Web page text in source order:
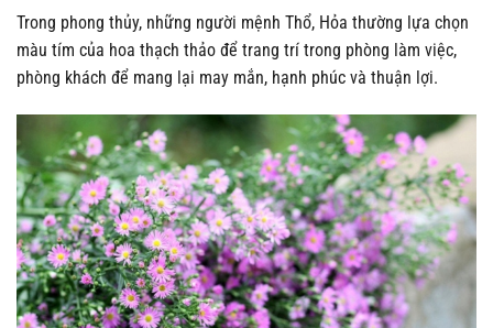
Trong phong thủy, những người mệnh Thổ, Hỏa thường lựa chọn
màu tím của hoa thạch thảo để trang trí trong phòng làm việc,
phòng khách để mang lại may mắn, hạnh phúc và thuận lợi.